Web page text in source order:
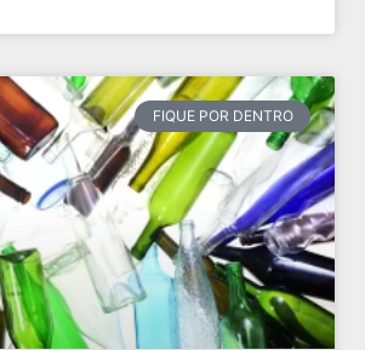
FIQUE POR DENTRO